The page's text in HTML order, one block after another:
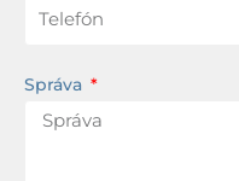
Správa